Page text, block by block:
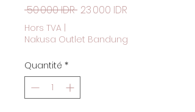
50 000 IDR Prix original
23 000 IDR
Hors TVA
Nakusa Outlet Bandung
Quantité *